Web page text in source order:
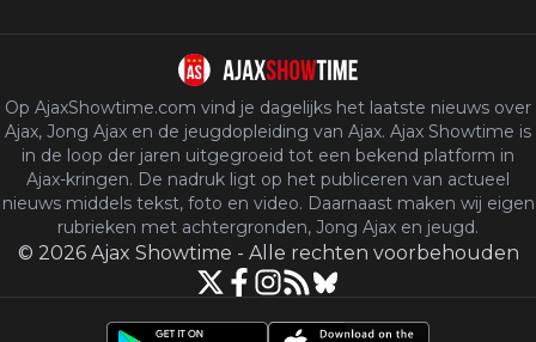
Op AjaxShowtime.com vind je dagelijks het laatste nieuws over
Ajax, Jong Ajax en de jeugdopleiding van Ajax. Ajax Showtime is
in de loop der jaren uitgegroeid tot een bekend platform in
Ajax-kringen. De nadruk ligt op het publiceren van actueel
nieuws middels tekst, foto en video. Daarnaast maken wij eigen
rubrieken met achtergronden, Jong Ajax en jeugd.
© 2026 Ajax Showtime - Alle rechten voorbehouden